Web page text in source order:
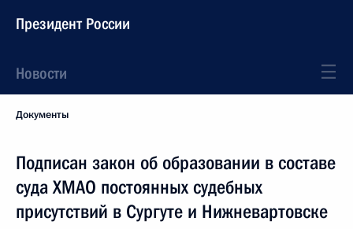
Президент России
Новости
Документы
Подписан закон об образовании в составе
суда ХМАО постоянных судебных
присутствий в Сургуте и Нижневартовске